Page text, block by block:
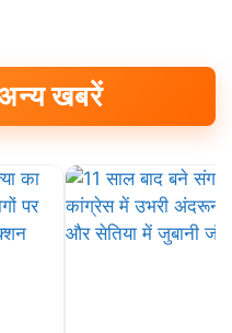
अन्य खबरें